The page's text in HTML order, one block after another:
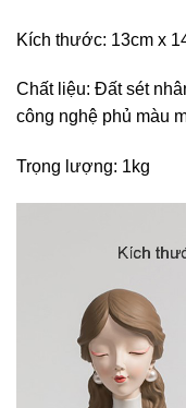
Kích thước: 13cm x
Chất liệu: Đất sét
công nghệ phủ màu
Trọng lượng: 1kg